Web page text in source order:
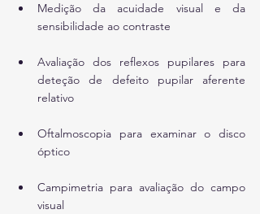
Medição da acuidade visual e da
sensibilidade ao contraste
Avaliação dos reflexos pupilares para
deteção de defeito pupilar aferente
relativo
Oftalmoscopia para examinar o disco
óptico
Campimetria para avaliação do campo
visual